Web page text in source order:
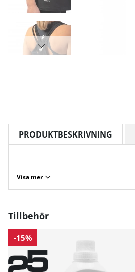
PRODUKTBESKRIVNING
Visa mer
Tillbehör
-15%